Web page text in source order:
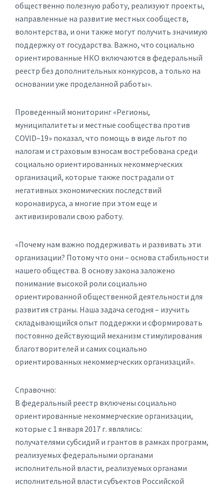
общественно полезную работу, реализуют проекты,
направленные на развитие местных сообществ,
волонтерства, и они также могут получить значимую
поддержку от государства. Важно, что социально
ориентированные НКО включаются в федеральный
реестр без дополнительных конкурсов, а только на
основании уже проделанной работы».
Проведенный мониторинг «Регионы,
муниципалитеты и местные сообщества против
COVID–19» показал, что помощь в виде льгот по
налогам и страховым взносам востребована среди
социально ориентированных некоммерческих
организаций, которые также пострадали от
негативных экономических последствий
коронавируса, а многие при этом еще и
активизировали свою работу.
«Почему нам важно поддерживать и развивать эти
организации? Потому что они – основа стабильности
нашего общества. В основу закона заложено
понимание высокой роли социально
ориентированной общественной деятельности для
развития страны. Наша задача сегодня – изучить
складывающийся опыт поддержки и сформировать
постоянно действующий механизм стимулирования
благотворителей и самих социально
ориентированных некоммерческих организаций».
Справочно:
В федеральный реестр включены социально
ориентированные некоммерческие организации,
которые с 1 января 2017 г. являлись:
получателями субсидий и грантов в рамках программ,
реализуемых федеральными органами
исполнительной власти, реализуемых органами
исполнительной власти субъектов Российской